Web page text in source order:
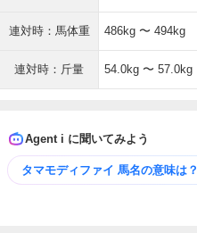
連対時：馬体重 486kg 〜 494kg
連対時：斤量 54.0kg 〜 57.0kg
Agent i に聞いてみよう
タマモディファイ 馬名の意味は？